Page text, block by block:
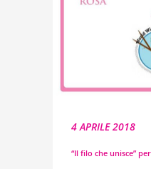
4 APRILE 2018
“Il filo che unisce”